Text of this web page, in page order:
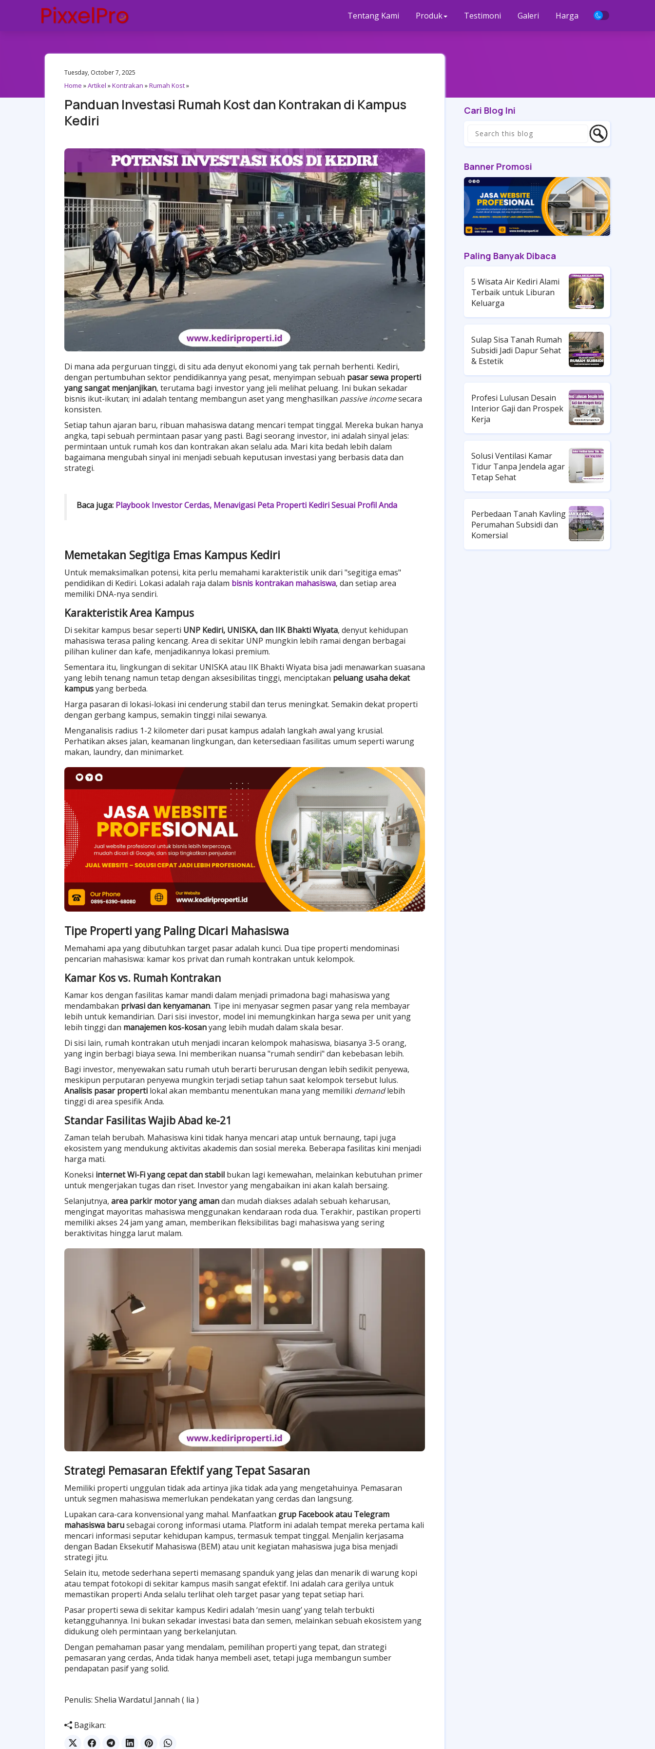
Tentang Kami Produk Testimoni Galeri Harga
Tuesday, October 7, 2025
Home »Artikel »Kontrakan »Rumah Kost»
Panduan Investasi Rumah Kost dan Kontrakan di Kampus
Kediri
Di mana ada perguruan tinggi, di situ ada denyut ekonomi yang tak pernah berhenti. Kediri,
dengan pertumbuhan sektor pendidikannya yang pesat, menyimpan sebuah pasar sewa properti
yang sangat menjanjikan, terutama bagi investor yang jeli melihat peluang. Ini bukan sekadar
bisnis ikut-ikutan; ini adalah tentang membangun aset yang menghasilkan passive incomesecara
konsisten.
Setiap tahun ajaran baru, ribuan mahasiswa datang mencari tempat tinggal. Mereka bukan hanya
angka, tapi sebuah permintaan pasar yang pasti. Bagi seorang investor, ini adalah sinyal jelas:
permintaan untuk rumah kos dan kontrakan akan selalu ada. Mari kita bedah lebih dalam
bagaimana mengubah sinyal ini menjadi sebuah keputusan investasi yang berbasis data dan
strategi.
Baca juga: Playbook Investor Cerdas, Menavigasi Peta Properti Kediri Sesuai Profil Anda
Memetakan Segitiga Emas Kampus Kediri
Untuk memaksimalkan potensi, kita perlu memahami karakteristik unik dari "segitiga emas"
pendidikan di Kediri. Lokasi adalah raja dalam bisnis kontrakan mahasiswa, dan setiap area
memiliki DNA-nya sendiri.
Karakteristik Area Kampus
Di sekitar kampus besar seperti UNP Kediri, UNISKA, dan IIK Bhakti Wiyata, denyut kehidupan
mahasiswa terasa paling kencang. Area di sekitar UNP mungkin lebih ramai dengan berbagai
pilihan kuliner dan kafe, menjadikannya lokasi premium.
Sementara itu, lingkungan di sekitar UNISKA atau IIK Bhakti Wiyata bisa jadi menawarkan suasana
yang lebih tenang namun tetap dengan aksesibilitas tinggi, menciptakan peluang usaha dekat
kampusyang berbeda.
Harga pasaran di lokasi-lokasi ini cenderung stabil dan terus meningkat. Semakin dekat properti
dengan gerbang kampus, semakin tinggi nilai sewanya.
Menganalisis radius 1-2 kilometer dari pusat kampus adalah langkah awal yang krusial.
Perhatikan akses jalan, keamanan lingkungan, dan ketersediaan fasilitas umum seperti warung
makan, laundry, dan minimarket.
Tipe Properti yang Paling Dicari Mahasiswa
Memahami apa yang dibutuhkan target pasar adalah kunci. Dua tipe properti mendominasi
pencarian mahasiswa: kamar kos privat dan rumah kontrakan untuk kelompok.
Kamar Kos vs. Rumah Kontrakan
Kamar kos dengan fasilitas kamar mandi dalam menjadi primadona bagi mahasiswa yang
mendambakan privasi dan kenyamanan. Tipe ini menyasar segmen pasar yang rela membayar
lebih untuk kemandirian. Dari sisi investor, model ini memungkinkan harga sewa per unit yang
lebih tinggi dan manajemen kos-kosanyang lebih mudah dalam skala besar.
Di sisi lain, rumah kontrakan utuh menjadi incaran kelompok mahasiswa, biasanya 3-5 orang,
yang ingin berbagi biaya sewa. Ini memberikan nuansa "rumah sendiri" dan kebebasan lebih.
Bagi investor, menyewakan satu rumah utuh berarti berurusan dengan lebih sedikit penyewa,
meskipun perputaran penyewa mungkin terjadi setiap tahun saat kelompok tersebut lulus.
Analisis pasar properti lokal akan membantu menentukan mana yang memiliki demandlebih
tinggi di area spesifik Anda.
Standar Fasilitas Wajib Abad ke-21
Zaman telah berubah. Mahasiswa kini tidak hanya mencari atap untuk bernaung, tapi juga
ekosistem yang mendukung aktivitas akademis dan sosial mereka. Beberapa fasilitas kini menjadi
harga mati.
Koneksi internet Wi-Fi yang cepat dan stabil bukan lagi kemewahan, melainkan kebutuhan primer
untuk mengerjakan tugas dan riset. Investor yang mengabaikan ini akan kalah bersaing.
Selanjutnya, area parkir motor yang amandan mudah diakses adalah sebuah keharusan,
mengingat mayoritas mahasiswa menggunakan kendaraan roda dua. Terakhir, pastikan properti
memiliki akses 24 jam yang aman, memberikan fleksibilitas bagi mahasiswa yang sering
beraktivitas hingga larut malam.
Strategi Pemasaran Efektif yang Tepat Sasaran
Memiliki properti unggulan tidak ada artinya jika tidak ada yang mengetahuinya. Pemasaran
untuk segmen mahasiswa memerlukan pendekatan yang cerdas dan langsung.
Lupakan cara-cara konvensional yang mahal. Manfaatkan grup Facebook atau Telegram
mahasiswa barusebagai corong informasi utama. Platform ini adalah tempat mereka pertama kali
mencari informasi seputar kehidupan kampus, termasuk tempat tinggal. Menjalin kerjasama
dengan Badan Eksekutif Mahasiswa (BEM) atau unit kegiatan mahasiswa juga bisa menjadi
strategi jitu.
Selain itu, metode sederhana seperti memasang spanduk yang jelas dan menarik di warung kopi
atau tempat fotokopi di sekitar kampus masih sangat efektif. Ini adalah cara gerilya untuk
memastikan properti Anda selalu terlihat oleh target pasar yang tepat setiap hari.
Pasar properti sewa di sekitar kampus Kediri adalah ‘mesin uang’ yang telah terbukti
ketangguhannya. Ini bukan sekadar investasi bata dan semen, melainkan sebuah ekosistem yang
didukung oleh permintaan yang berkelanjutan.
Dengan pemahaman pasar yang mendalam, pemilihan properti yang tepat, dan strategi
pemasaran yang cerdas, Anda tidak hanya membeli aset, tetapi juga membangun sumber
pendapatan pasif yang solid.
Penulis: Shelia Wardatul Jannah ( lia )
Bagikan:
Cari Blog Ini
Banner Promosi
Paling Banyak Dibaca
5 Wisata Air Kediri Alami
Terbaik untuk Liburan
Keluarga
Sulap Sisa Tanah Rumah
Subsidi Jadi Dapur Sehat
& Estetik
Profesi Lulusan Desain
Interior Gaji dan Prospek
Kerja
Solusi Ventilasi Kamar
Tidur Tanpa Jendela agar
Tetap Sehat
Perbedaan Tanah Kavling
Perumahan Subsidi dan
Komersial